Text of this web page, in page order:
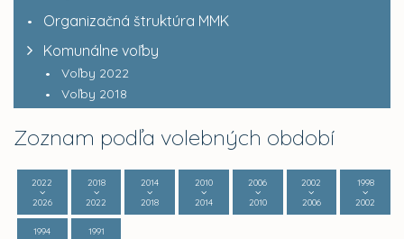
Organizačná štruktúra MMK
Komunálne voľby
Voľby 2022
Voľby 2018
Zoznam podľa volebných období
2022
2026
2018
2022
2014
2018
2010
2014
2006
2010
2002
2006
1998
2002
1994
1991